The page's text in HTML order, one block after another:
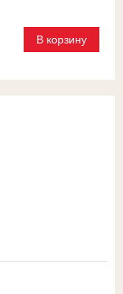
В корзину